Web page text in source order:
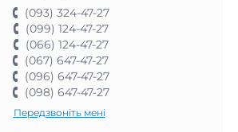
(093) 324-47-27
(099) 124-47-27
(066) 124-47-27
(067) 647-47-27
(096) 647-47-27
(098) 647-47-27
Передзвоніть мені